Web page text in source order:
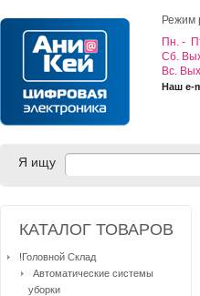
Режим
Пн. -
Cб.
Вс.
Наш e-
Я ищу
КАТАЛОГ ТОВАРОВ
!Головной Склад
Автоматические системы
уборки